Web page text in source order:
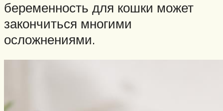
беременность для кошки может
закончиться многими
осложнениями.